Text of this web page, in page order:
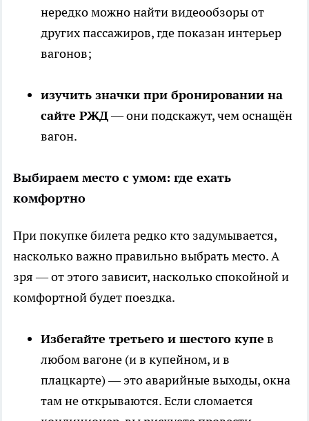
нередко можно найти видеообзоры от
других пассажиров, где показан интерьер
вагонов;
изучить значки при бронировании на
сайте РЖД— они подскажут, чем оснащён
вагон.
Выбираем место с умом: где ехать
комфортно
При покупке билета редко кто задумывается,
насколько важно правильно выбрать место. А
зря — от этого зависит, насколько спокойной и
комфортной будет поездка.
Избегайте третьего и шестого купе в
любом вагоне (и в купейном, и в
плацкарте) — это аварийные выходы, окна
там не открываются. Если сломается